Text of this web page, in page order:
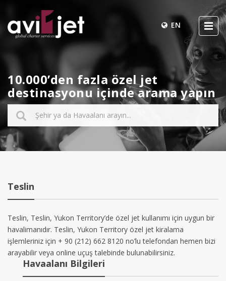
EN
10.000’den fazla özel jet
destinasyonu içinde arama yapın
Teslin
Teslin, Teslin, Yukon Territory’de özel jet kullanımı için uygun bir
havalimanıdır. Teslin, Yukon Territory özel jet kiralama
işlemleriniz için + 90 (212) 662 8120 no’lu telefondan hemen bizi
arayabilir veya online uçuş talebinde bulunabilirsiniz.
Havaalanı Bilgileri